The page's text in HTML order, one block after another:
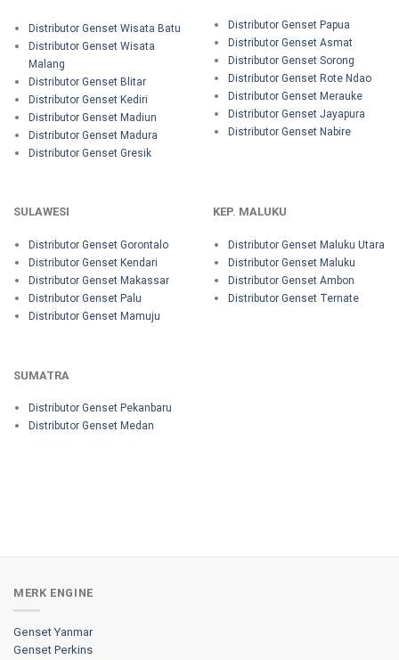
Distributor Genset Wisata Batu
Distributor Genset Wisata
Malang
Distributor Genset Blitar
Distributor Genset Kediri
Distributor Genset Madiun
Distributor Genset Madura
Distributor Genset Gresik
Distributor Genset Papua
Distributor Genset Asmat
Distributor Genset Sorong
Distributor Genset Rote Ndao
Distributor Genset Merauke
Distributor Genset Jayapura
Distributor Genset Nabire
SULAWESI
Distributor Genset Gorontalo
Distributor Genset Kendari
Distributor Genset Makassar
Distributor Genset Palu
Distributor Genset Mamuju
KEP. MALUKU
Distributor Genset Maluku Utara
Distributor Genset Maluku
Distributor Genset Ambon
Distributor Genset Ternate
SUMATRA
Distributor Genset Pekanbaru
Distributor Genset Medan
MERK ENGINE
Genset Yanmar
Genset Perkins